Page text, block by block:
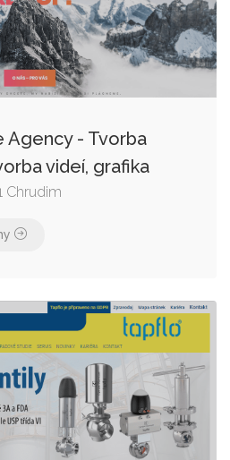
Agency - Tvorba
videí, grafika
Chrudim